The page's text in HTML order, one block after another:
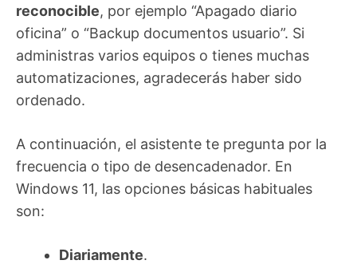
reconocible, por ejemplo “Apagado diario
oficina” o “Backup documentos usuario”. Si
administras varios equipos o tienes muchas
automatizaciones, agradecerás haber sido
ordenado.
A continuación, el asistente te pregunta por la
frecuencia o tipo de desencadenador. En
Windows 11, las opciones básicas habituales
son:
Diariamente.